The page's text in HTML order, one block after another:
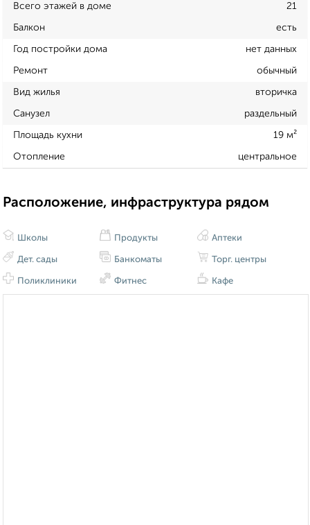
Всего этажей в доме 21
Балкон есть
Год постройки дома нет данных
Ремонт обычный
Вид жилья вторичка
Санузел раздельный
Площадь кухни 19 м²
Отопление центральное
Расположение, инфраструктура рядом
Школы
Дет. сады
Поликлиники
Продукты
Банкоматы
Фитнес
Аптеки
Торг. центры
Кафе